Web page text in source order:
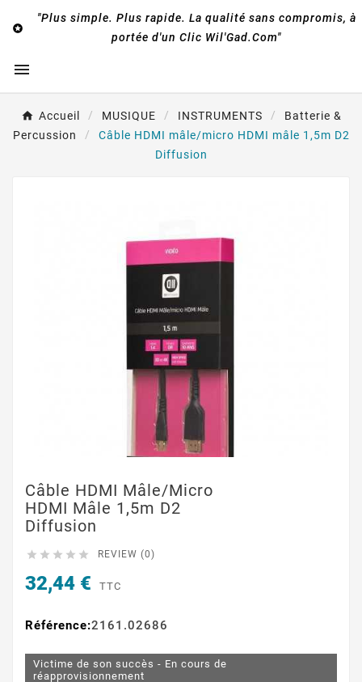

"Plus simple. Plus rapide. La qualité sans compromis, à
portée d'un Clic Wil'Gad.Com"

Accueil MUSIQUE INSTRUMENTS
Batterie &
Percussion
Câble HDMI mâle/micro HDMI mâle 1,5m D2
Diffusion
Câble HDMI Mâle/micro
HDMI Mâle 1,5m D2
Diffusion
     REVIEW (0)
32,44 € TTC
Référence:2161.02686
Victime de son succès - En cours de
réapprovisionnement